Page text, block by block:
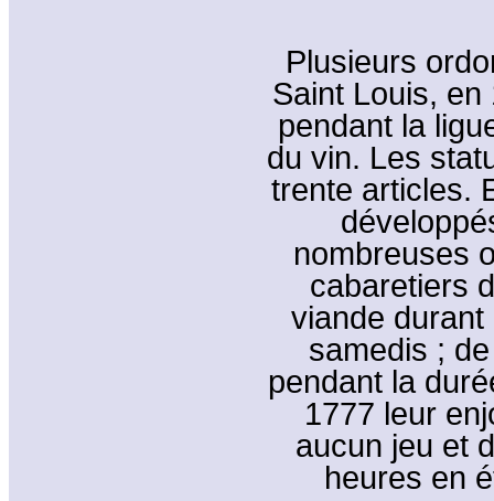
Plusieurs
Saint Louis,
pendant la
du vin. Les
trente articles.
nombreuses
cabaretiers
viande
samedis ;
pendant la
1777 leur
aucun jeu et
heures en